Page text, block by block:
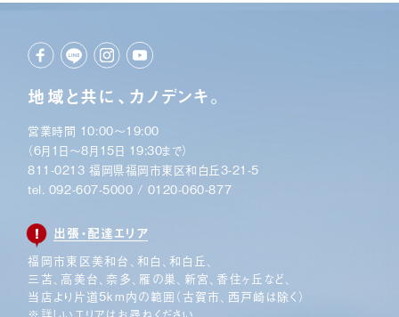
地域と共に、カノデンキ。
営業時間 10:00〜19:00
（6月1日〜8月15日 19:30まで）
811-0213 福岡県福岡市東区和白丘3-21-5
tel. 092-607-5000 / 0120-060-877
出張・配達エリア
福岡市東区美和台、和白、和白丘、
三苫、高美台、奈多、 雁の巣、新宮、香住ヶ丘など、
当店より片道5km内の範囲 （古賀市、西戸崎は除く）